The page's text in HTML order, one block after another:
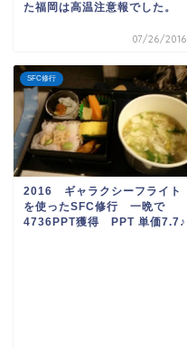
た福岡は高温注意報でした。
07/26/2016
SFC修行
2016 ギャラクシーフライト
を使ったSFC修行 一晩で
4736PPT獲得 PPT 単価7.7♪